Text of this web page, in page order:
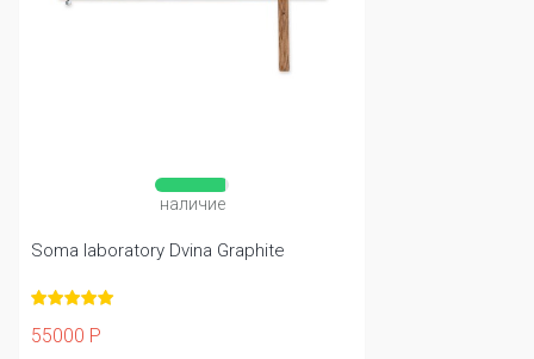
наличие
Soma laboratory Dvina Graphite
55000 Р